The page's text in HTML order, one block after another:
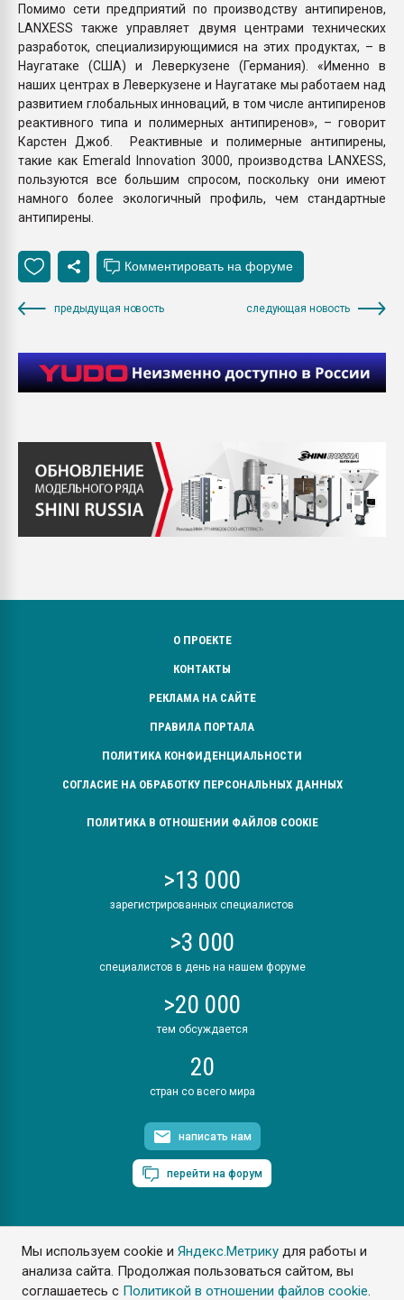
Мы используем cookie иЯндекс.Метрику для работы и
анализа сайта. Продолжая пользоваться сайтом, вы
соглашаетесь с Политикой в отношении файлов cookie.
Помимо сети предприятий по производству антипиренов,
LANXESS также управляет двумя центрами технических
разработок, специализирующимися на этих продуктах, – в
Наугатаке (США) и Леверкузене (Германия). «Именно в
наших центрах в Леверкузене и Наугатаке мы работаем над
развитием глобальных инноваций, в том числе антипиренов
реактивного типа и полимерных антипиренов», – говорит
Карстен Джоб. Реактивные и полимерные антипирены,
такие как Emerald Innovation 3000, производства LANXESS,
пользуются все большим спросом, поскольку они имеют
намного более экологичный профиль, чем стандартные
антипирены.
предыдущая новость следующая новость
О ПРОЕКТЕ
КОНТАКТЫ
РЕКЛАМА НА САЙТЕ
ПРАВИЛА ПОРТАЛА
ПОЛИТИКА КОНФИДЕНЦИАЛЬНОСТИ
СОГЛАСИЕ НА ОБРАБОТКУ ПЕРСОНАЛЬНЫХ ДАННЫХ
ПОЛИТИКА В ОТНОШЕНИИ ФАЙЛОВ COOKIE
>13 000
зарегистрированных специалистов
>3 000
специалистов в день на нашем форуме
>20 000
тем обсуждается
20
стран со всего мира
написать нам
перейти на форум
ПластЭксперт © 2006. Все права защищены
Разрешается копирование материалов сайта с обязательной
ссылкой на www.e-plastic.ru